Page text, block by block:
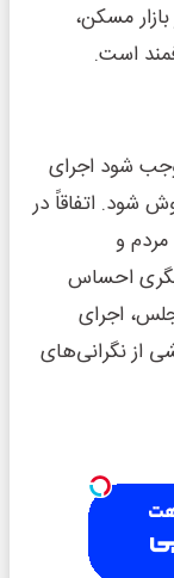
مسکن،
است.
شود اجرای
شود. اتفاقاً در
و
احساس
اجرای
از نگرانی‌های